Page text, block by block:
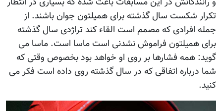
تکرار شکست سال گذشته برای همیلتون جوان باشند. از
جمله افرادی که مصمم است القاء کند تراژدی سال گذشته
برای همیلتون فراموش نشدنی است ماسا است. ماسا می
گوید: همه فشارها بر روی او خواهد بود بخصوص وقتی که
شما درباره اتفاقی که در سال گذشته روی داده است فکر می
کنید.